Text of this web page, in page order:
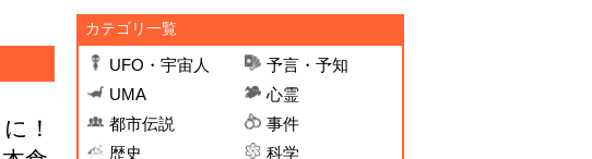
！
カテゴリ一覧
UFO・宇宙人
予言・予知
UMA
心霊
都市伝説
事件
歴史
科学